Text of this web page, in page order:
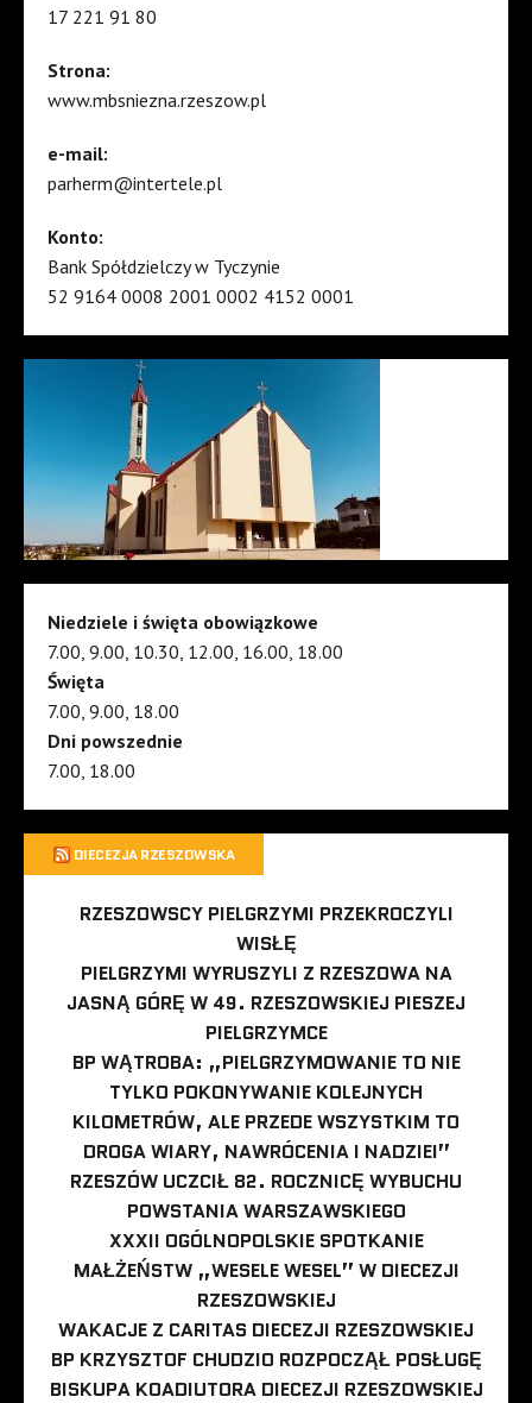
17 221 91 80
Strona:
www.mbsniezna.rzeszow.pl
e-mail:
parherm@intertele.pl
Konto:
Bank Spółdzielczy w Tyczynie
52 9164 0008 2001 0002 4152 0001
Niedziele i święta obowiązkowe
7.00, 9.00, 10.30, 12.00, 16.00, 18.00
Święta
7.00, 9.00, 18.00
Dni powszednie
7.00, 18.00
DIECEZJA RZESZOWSKA
RZESZOWSCY PIELGRZYMI PRZEKROCZYLI
WISŁĘ
PIELGRZYMI WYRUSZYLI Z RZESZOWA NA
JASNĄ GÓRĘ W 49. RZESZOWSKIEJ PIESZEJ
PIELGRZYMCE
BP WĄTROBA: „PIELGRZYMOWANIE TO NIE
TYLKO POKONYWANIE KOLEJNYCH
KILOMETRÓW, ALE PRZEDE WSZYSTKIM TO
DROGA WIARY, NAWRÓCENIA I NADZIEI”
RZESZÓW UCZCIŁ 82. ROCZNICĘ WYBUCHU
POWSTANIA WARSZAWSKIEGO
XXXII OGÓLNOPOLSKIE SPOTKANIE
MAŁŻEŃSTW „WESELE WESEL” W DIECEZJI
RZESZOWSKIEJ
WAKACJE Z CARITAS DIECEZJI RZESZOWSKIEJ
BP KRZYSZTOF CHUDZIO ROZPOCZĄŁ POSŁUGĘ
BISKUPA KOADIUTORA DIECEZJI RZESZOWSKIEJ